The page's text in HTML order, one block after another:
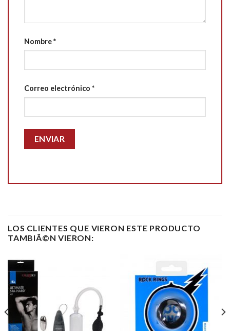
Nombre*
Correo electrónico *
LOS CLIENTES QUE VIERON ESTE PRODUCTO
TAMBIÃ©N VIERON: